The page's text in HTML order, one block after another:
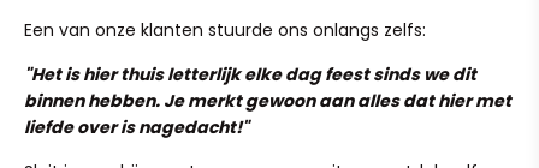
This breathable mesh harness, with a charming ruffle
design, is perfect for both comfort and style during your
Een van onze klanten stuurde ons onlangs zelfs:
"Het is hier thuis letterlijk elke dag feest sinds we dit
binnen hebben. Je merkt gewoon aan alles dat hier met
liefde over is nagedacht!"